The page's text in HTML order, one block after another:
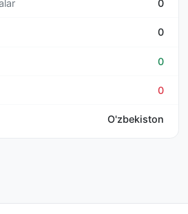
0
0
0
0
O'zbekiston